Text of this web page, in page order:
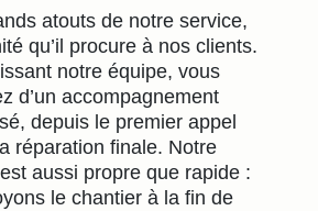
atouts de notre service,
qu’il procure à nos clients.
notre équipe, vous
d’un accompagnement
depuis le premier appel
réparation finale. Notre
aussi propre que rapide :
le chantier à la fin de